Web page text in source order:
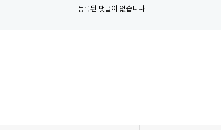
등록된 댓글이 없습니다.